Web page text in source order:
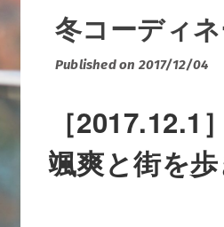
冬コーディ
Published on 2017/12/04
［2017.12.1
颯爽と街を